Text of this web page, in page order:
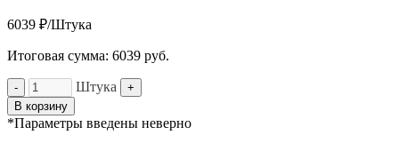
6039 ₽/Штука
Итоговая сумма: 6039 руб.
- Штука
+
В корзину
*Параметры введены неверно